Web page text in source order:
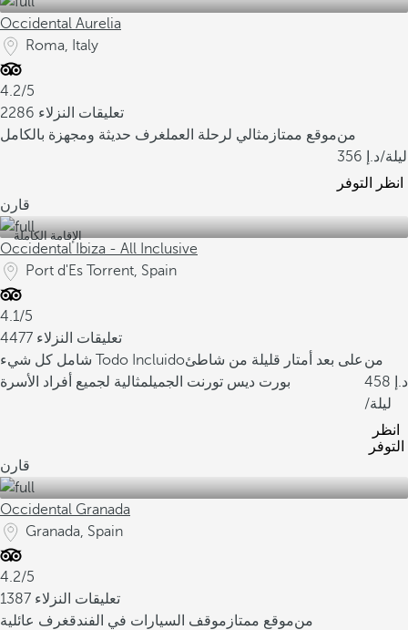
Occidental Aurelia
Roma, Italy
4.2/5
2286 تعليقات النزلاء
موقع ممتاز مثالي لرحلة العملغرف حديثة ومجهزة بالكامل
من
356
/ليلة
انظر التوفر
قارن
الإقامة الكاملة
Occidental Ibiza - All Inclusive
Port d'Es Torrent, Spain
4.1/5
4477 تعليقات النزلاء
شامل كل شيء Todo Incluidoعلى بعد أمتار قليلة من شاطئ
بورت ديس تورنت الجميلمثالية لجميع أفراد الأسرة
من
458
/ليلة
انظر
التوفر
قارن
Occidental Granada
Granada, Spain
4.2/5
1387 تعليقات النزلاء
موقع ممتاز موقف السيارات في الفندقغرف عائلية
من